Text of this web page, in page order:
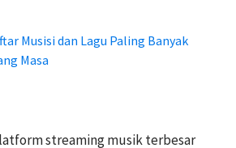
Musisi dan Lagu Paling Banyak
Masa
streaming musik terbesar